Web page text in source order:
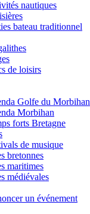
nautiques
bateau traditionnel
de loisirs
Golfe du Morbihan
Morbihan
forts Bretagne
de musique
bretonnes
maritimes
médiévales
un événement